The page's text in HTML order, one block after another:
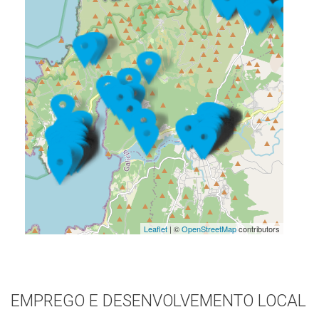
Leaflet| ©OpenStreetMapcontributors
EMPREGO E DESENVOLVEMENTO LOCAL